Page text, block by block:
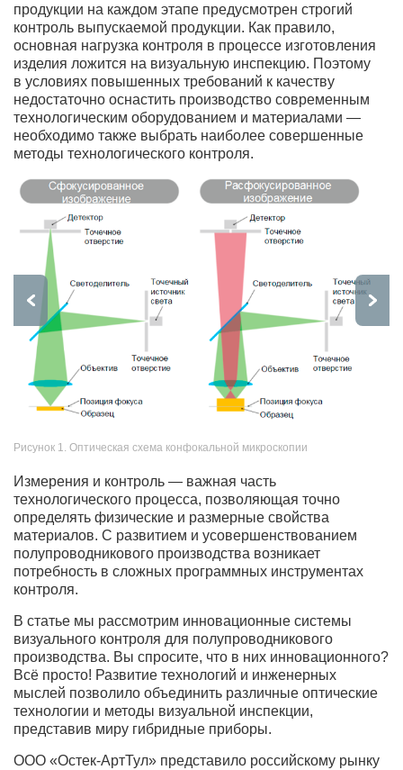
продукции на каждом этапе предусмотрен строгий
контроль выпускаемой продукции. Как правило,
основная нагрузка контроля в процессе изготовления
изделия ложится на визуальную инспекцию. Поэтому
в условиях повышенных требований к качеству
недостаточно оснастить производство современным
технологическим оборудованием и материалами —
необходимо также выбрать наиболее совершенные
методы технологического контроля.
Рисунок 1. Оптическая схема конфокальной микроскопии
Измерения и контроль — важная часть
технологического процесса, позволяющая точно
определять физические и размерные свойства
материалов. С развитием и усовершенствованием
полупроводникового производства возникает
потребность в сложных программных инструментах
контроля.
В статье мы рассмотрим инновационные системы
визуального контроля для полупроводникового
производства. Вы спросите, что в них инновационного?
Всё просто! Развитие технологий и инженерных
мыслей позволило объединить различные оптические
технологии и методы визуальной инспекции,
представив миру гибридные приборы.
ООО «Остек-АртТул» представило российскому рынку